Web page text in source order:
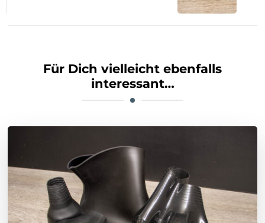
Für Dich vielleicht ebenfalls
interessant…